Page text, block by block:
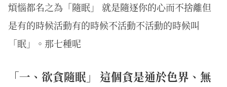
煩惱都名之為「隨眠」 就是隨逐你的心而不捨離但
是有的時候活動有的時候不活動不活動的時候叫
「眠」。那七種呢
「一、欲貪隨眠」 這個貪是通於色界、無